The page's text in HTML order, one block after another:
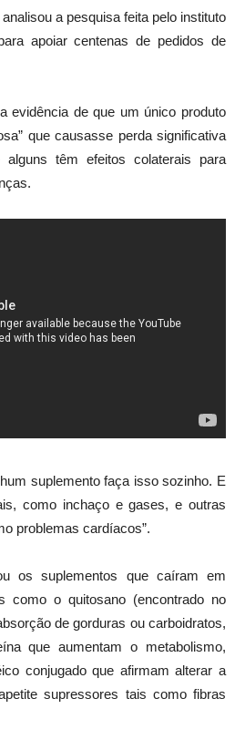
a pesquisa feita pelo instituto
apoiar centenas de pedidos de
evidência de que um único produto
que causasse perda significativa
têm efeitos colaterais para
suplemento faça isso sozinho. E
como inchaço e gases, e outras
problemas cardíacos”.
os suplementos que caíram em
como o quitosano (encontrado no
de gorduras ou carboidratos,
que aumentam o metabolismo,
conjugado que afirmam alterar a
supressores tais como fibras